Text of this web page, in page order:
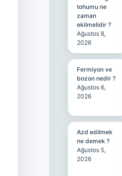
tohumu ne
zaman
ekilmelidir ?
Ağustos 8,
2026
Fermiyon ve
bozon nedir ?
Ağustos 6,
2026
Azd edilmek
ne demek ?
Ağustos 5,
2026